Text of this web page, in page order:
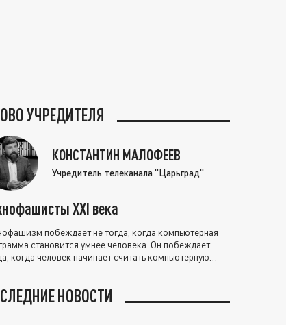
УЧРЕДИТЕЛЯ
КОНСТАНТИН МАЛОФЕЕВ
Учредитель телеканала "Царьград"
XXI века
побеждает не тогда, когда компьютерная
становится умнее человека. Он побеждает
когда человек начинает считать компьютерную
НОВОСТИ